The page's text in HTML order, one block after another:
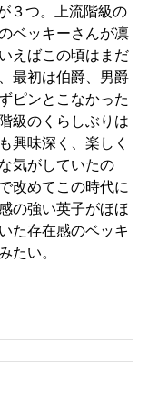
３つ。上流階級の
ベッキーさんが凛
えばこの頃はまだ
最初は伯爵、男爵
ピンとこなかった
級のくらしぶりは
興味深く、楽しく
気がしていたの
改めてこの時代に
の強い英子がほほ
た存在感のベッキ
たい。